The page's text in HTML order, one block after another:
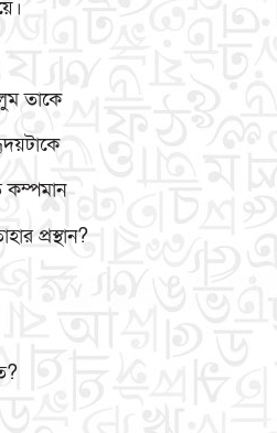
তাকে
কম্পমান
প্রস্থান?